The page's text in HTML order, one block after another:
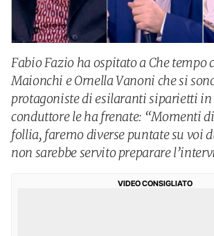
Fabio Fazio ha ospitato a Che tempo
Maionchi e Ornella Vanoni che si
protagoniste di esilaranti siparietti
conduttore le ha frenate: “Momenti
follia, faremo diverse puntate su voi
non sarebbe servito preparare
VIDEO CONSIGLIATO